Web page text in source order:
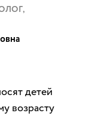
детей
возрасту